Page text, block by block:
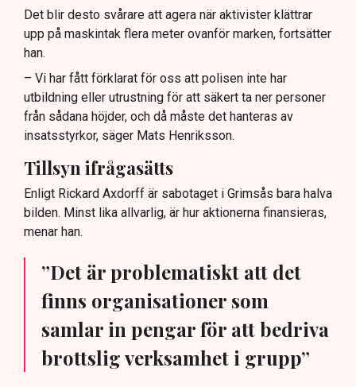
Det blir desto svårare att agera när aktivister klättrar
upp på maskintak flera meter ovanför marken, fortsätter
han.
– Vi har fått förklarat för oss att polisen inte har
utbildning eller utrustning för att säkert ta ner personer
från sådana höjder, och då måste det hanteras av
insatsstyrkor, säger Mats Henriksson.
Tillsyn ifrågasätts
Enligt Rickard Axdorff är sabotaget i Grimsås bara halva
bilden. Minst lika allvarlig, är hur aktionerna finansieras,
menar han.
”Det är problematiskt att det
finns organisationer som
samlar in pengar för att bedriva
brottslig verksamhet i grupp”